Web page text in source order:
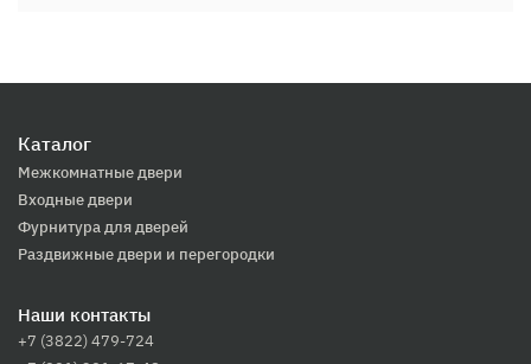
Каталог
Межкомнатные двери
Входные двери
Фурнитура для дверей
Раздвижные двери и перегородки
Наши контакты
+7 (3822) 479-724